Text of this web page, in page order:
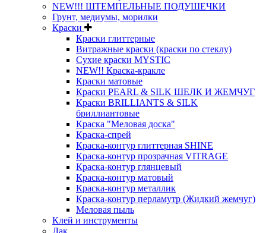
NEW!!! ШТЕМПЕЛЬНЫЕ ПОДУШЕЧКИ
Грунт, медиумы, морилки
Краски
Краски глиттерные
Витражные краски (краски по стеклу)
Сухие краски MYSTIC
NEW!! Краска-кракле
Краски матовые
Краски PEARL & SILK ШЕЛК И ЖЕМЧУГ
Краски BRILLIANTS & SILK
бриллиантовые
Краска "Меловая доска"
Краска-спрей
Краска-контур глиттерная SHINE
Краска-контур прозрачная VITRAGE
Краска-контур глянцевый
Краска-контур матовый
Краска-контур металлик
Краска-контур перламутр (Жидкий жемчуг)
Меловая пыль
Клей и инструменты